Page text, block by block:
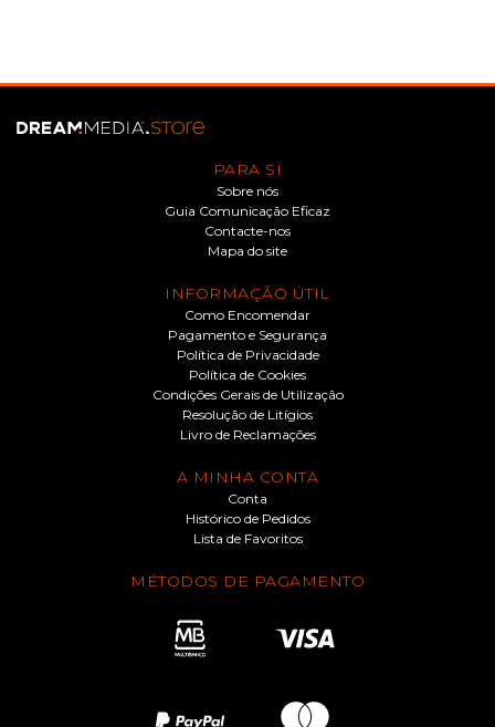
PARA SI
Sobre nós
Guia Comunicação Eficaz
Contacte-nos
Mapa do site
INFORMAÇÃO ÚTIL
Como Encomendar
Pagamento e Segurança
Política de Privacidade
Política de Cookies
Condições Gerais de Utilização
Resolução de Litígios
Livro de Reclamações
A MINHA CONTA
Conta
Histórico de Pedidos
Lista de Favoritos
MÉTODOS DE PAGAMENTO